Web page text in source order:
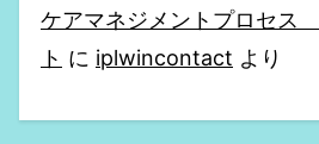
ケアマネジメントプロセス
ト に iplwincontact より